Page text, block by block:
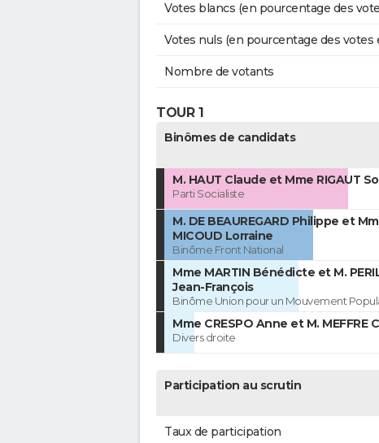
Votes blancs (en pourcentage des
Votes nuls (en pourcentage des votes
Nombre de votants
TOUR 1
Binômes de candidats
M. HAUT Claude et Mme RIGAUT
Parti Socialiste
M. DE BEAUREGARD Philippe et
MICOUD Lorraine
Binôme Front National
Mme MARTIN Bénédicte et M.
Jean-François
Binôme Union pour un Mouvement
Mme CRESPO Anne et M. MEFFRE
Divers droite
Participation au scrutin
Taux de participation